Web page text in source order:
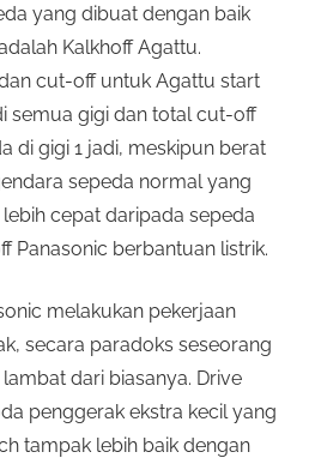
yang dibuat dengan baik
Kalkhoff Agattu.
cut-off untuk Agattu start
semua gigi dan total cut-off
di gigi 1 jadi, meskipun berat
sepeda normal yang
cepat daripada sepeda
Panasonic berbantuan listrik.
melakukan pekerjaan
secara paradoks seseorang
dari biasanya. Drive
penggerak ekstra kecil yang
tampak lebih baik dengan